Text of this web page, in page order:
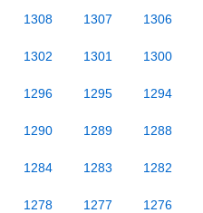
1308 1307 1306
1302 1301 1300
1296 1295 1294
1290 1289 1288
1284 1283 1282
1278 1277 1276